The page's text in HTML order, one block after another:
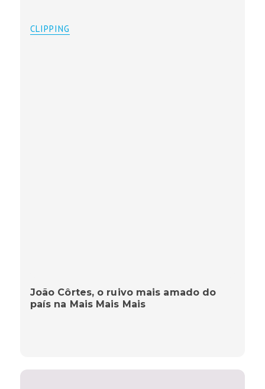
CLIPPING
João Côrtes, o ruivo mais amado do
país na Mais Mais Mais